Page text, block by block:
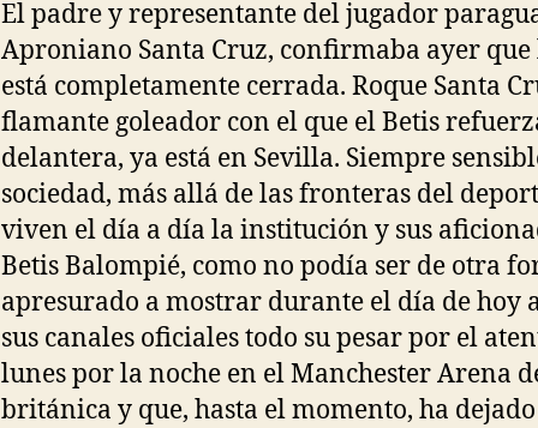
El padre y representante del jugador
Aproniano Santa Cruz, confirmaba ayer
está completamente cerrada. Roque Santa
flamante goleador con el que el Betis
delantera, ya está en Sevilla. Siempre
sociedad, más allá de las fronteras del
viven el día a día la institución y sus
Betis Balompié, como no podía ser de otra
apresurado a mostrar durante el día de hoy
sus canales oficiales todo su pesar por el
lunes por la noche en el Manchester Arena
británica y que, hasta el momento, ha